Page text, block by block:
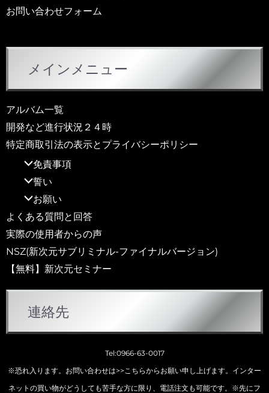
お問い合わせフォーム
メインメニュー
アルバム一覧
開発など進行状況２４時
特定商取引法の表示とプライバシーポリシー
免責事項
誓い
お願い
よくある質問と回答
実際の使用者からの声
NSZ(新次元サブリミナル-ファイナルバージョン)
【無料】新次元セミナー
連絡先
Tel:0966-63-0017
※恐れ入ります。お問い合わせは>>こちらから お願い申し上げます。インター
ネットの買い物がどうしても苦手な方に限り、電話注文も可能です。※先にフ